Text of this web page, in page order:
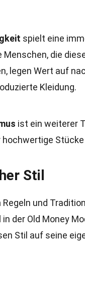
spielt eine
Menschen, die
legen Wert auf
Kleidung.
ist ein weiterer
hochwertige
Stil
Regeln und
der Old Money
Stil auf seine